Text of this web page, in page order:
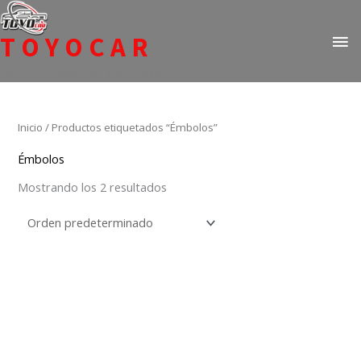
Ir
al
contenido
TOYOCAR
Inicio / Productos etiquetados “Émbolos”
Émbolos
Mostrando los 2 resultados